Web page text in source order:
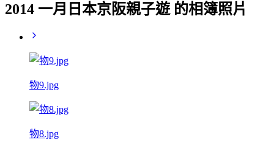
2014 一月日本京阪親子遊 的相簿照片
物9.jpg
物8.jpg